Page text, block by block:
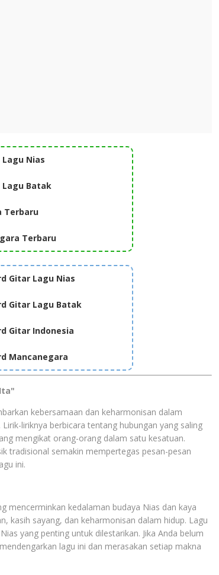
Nias
Lagu Batak
Terbaru
Terbaru
Gitar Lagu Nias
Gitar Lagu Batak
Gitar Indonesia
Mancanegara
kebersamaan dan keharmonisan dalam
liriknya berbicara tentang hubungan yang saling
mengikat orang-orang dalam satu kesatuan.
tradisional semakin mempertegas pesan-pesan
ini.
mencerminkan kedalaman budaya Nias dan kaya
kasih sayang, dan keharmonisan dalam hidup. Lagu
yang penting untuk dilestarikan. Jika Anda belum
lagu ini dan merasakan setiap makna